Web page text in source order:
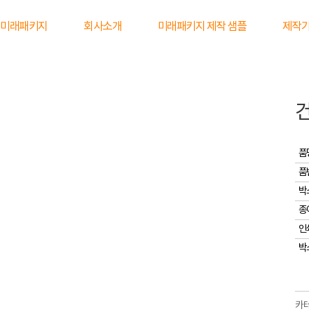
미래패키지 회사소개 미래패키지 제작 샘플 제작
품
품
박
종
인
박
카